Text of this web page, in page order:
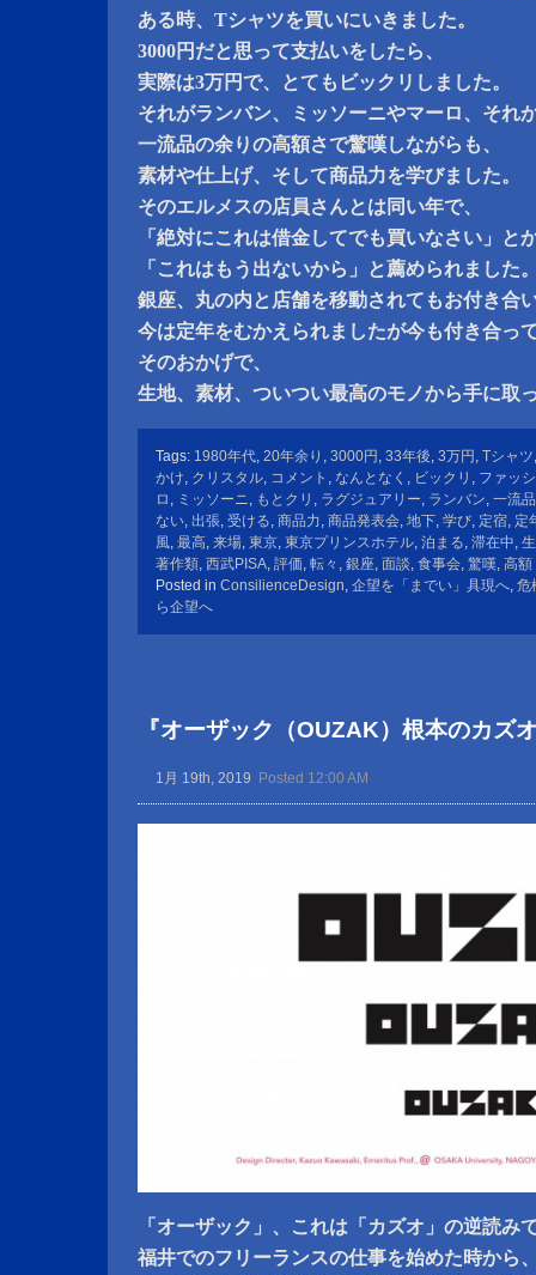
ある時、Tシャツを買いにいきました。
3000円だと思って支払いをしたら、
実際は3万円で、とてもビックリしました。
それがランバン、ミッソーニやマーロ、それ
一流品の余りの高額さで驚嘆しながらも、
素材や仕上げ、そして商品力を学びました。
そのエルメスの店員さんとは同い年で、
「絶対にこれは借金してでも買いなさい」と
「これはもう出ないから」と薦められました
銀座、丸の内と店舗を移動されてもお付き合
今は定年をむかえられましたが今も付き合っ
そのおかげで、
生地、素材、ついつい最高のモノから手に取
Tags: 1980年代, 20年余り , 3000円 , 33年後, 3万円 , Tシャツ
かけ, クリスタル, コメント , なんとなく , ビックリ , ファッ
ロ , ミッソーニ, もとクリ , ラグジュアリー, ランバン, 一流品
ない, 出張, 受ける, 商品力, 商品発表会, 地下, 学び, 定宿, 定
風, 最高, 来場, 東京, 東京プリンスホテル, 泊まる, 滞在中,
著作類, 西武PISA, 評価, 転々 , 銀座, 面談, 食事会, 驚嘆, 高額
Posted in ConsilienceDesign, 企望を「までい」具現へ, 危
ら企望へ
『オーザック（OUZAK）根本のカズ
1月 19th, 2019 Posted 12:00 AM
「オーザック」、これは「カズオ」の逆読み
福井でのフリーランスの仕事を始めた時から